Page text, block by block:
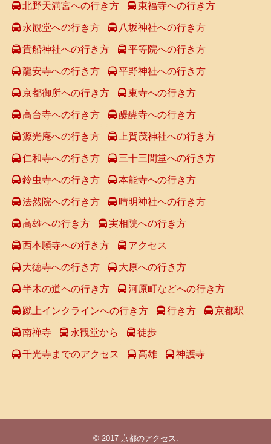
北野天満宮への行き方 東福寺への行き方
永観堂への行き方 八坂神社への行き方
貴船神社への行き方 平等院への行き方
龍安寺への行き方 平野神社への行き方
京都御所への行き方 東寺への行き方
高台寺への行き方 醍醐寺への行き方
源光庵への行き方 上賀茂神社への行き方
仁和寺への行き方 三十三間堂への行き方
鈴虫寺への行き方 本能寺への行き方
法然院への行き方 晴明神社への行き方
高雄への行き方 実相院への行き方
西本願寺への行き方 アクセス
大徳寺への行き方 大原への行き方
半木の道への行き方 河原町などへの行き方
蹴上インクラインへの行き方 行き方 京都駅
南禅寺 永観堂から 徒歩
千光寺までのアクセス 高雄 神護寺
© 2017 京都のアクセス.